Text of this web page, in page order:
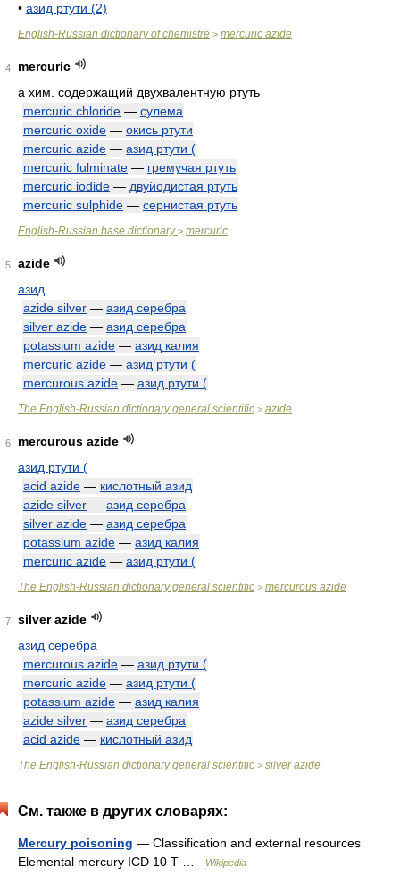
• азид ртути (2)
English-Russian dictionary of chemistre > mercuric azide
4
mercuric
a хим. содержащий двухвалентную ртуть
mercuric chloride — сулема
mercuric oxide — окись ртути
mercuric azide — азид ртути (
mercuric fulminate — гремучая ртуть
mercuric iodide — двуйодистая ртуть
mercuric sulphide — сернистая ртуть
English-Russian base dictionary> mercuric
5
azide
азид
azide silver — азид серебра
silver azide — азид серебра
potassium azide — азид калия
mercuric azide — азид ртути (
mercurous azide — азид ртути (
The English-Russian dictionary general scientific > azide
6
mercurous azide
азид ртути (
acid azide — кислотный азид
azide silver — азид серебра
silver azide — азид серебра
potassium azide — азид калия
mercuric azide — азид ртути (
The English-Russian dictionary general scientific > mercurous azide
7
silver azide
азид серебра
mercurous azide — азид ртути (
mercuric azide — азид ртути (
potassium azide — азид калия
azide silver — азид серебра
acid azide — кислотный азид
The English-Russian dictionary general scientific > silver azide
См. также в других словарях:
Mercury poisoning — Classification and external resources
Elemental mercury ICD 10 T …
Wikipedia